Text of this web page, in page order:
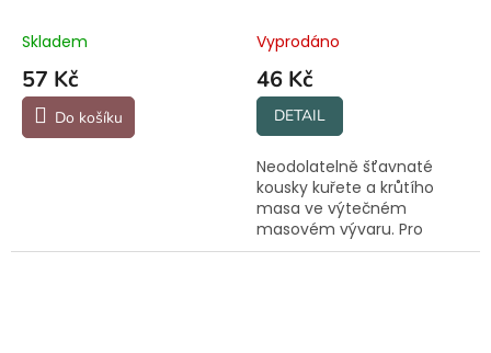
Skladem
57 Kč
Do košíku
Vyprodáno
46 Kč
DETAIL
Neodolatelně šťavnaté
kousky kuřete a krůtího
masa ve výtečném
masovém vývaru. Pro
chlupáče malých plemen.